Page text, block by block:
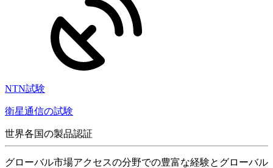
NTN試験
衛星通信の試験
世界各国の製品認証
グローバル市場アクセスの分野での豊富な経験とグローバル